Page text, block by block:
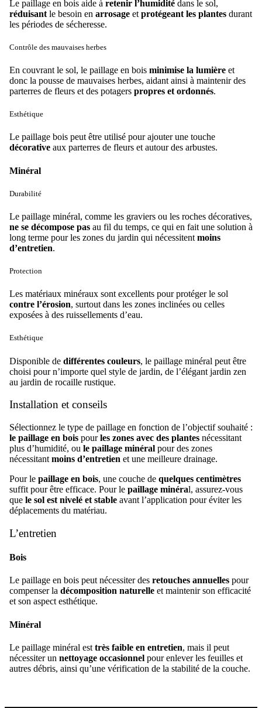
Le paillage en bois aide à retenir l’humidité dans le sol,
réduisant le besoin en arrosage et protégeant les plantes durant
les périodes de sécheresse.
Contrôle des mauvaises herbes
En couvrant le sol, le paillage en bois minimise la lumière et
donc la pousse de mauvaises herbes, aidant ainsi à maintenir des
parterres de fleurs et des potagers propres et ordonnés.
Esthétique
Le paillage bois peut être utilisé pour ajouter une touche
décorative aux parterres de fleurs et autour des arbustes.
Minéral
Durabilité
Le paillage minéral, comme les graviers ou les roches décoratives,
ne se décompose pas au fil du temps, ce qui en fait une solution à
long terme pour les zones du jardin qui nécessitent moins
d’entretien.
Protection
Les matériaux minéraux sont excellents pour protéger le sol
contre l’érosion, surtout dans les zones inclinées ou celles
exposées à des ruissellements d’eau.
Esthétique
Disponible de différentes couleurs, le paillage minéral peut être
choisi pour n’importe quel style de jardin, de l’élégant jardin zen
au jardin de rocaille rustique.
Installation et conseils
Sélectionnez le type de paillage en fonction de l’objectif souhaité :
le paillage en bois pourles zones avec des plantes nécessitant
plus d’humidité, ou le paillage minéral pour des zones
nécessitant moins d’entretien et une meilleure drainage.
Pour le paillage en bois, une couche de quelques centimètres
suffit pour être efficace. Pour le paillage minéral, assurez-vous
que le sol est nivelé et stable avant l’application pour éviter les
déplacements du matériau.
L’entretien
Bois
Le paillage en bois peut nécessiter des retouches annuelles pour
compenser la décomposition naturelle et maintenir son efficacité
et son aspect esthétique.
Minéral
Le paillage minéral est très faible en entretien, mais il peut
nécessiter un nettoyage occasionnel pour enlever les feuilles et
autres débris, ainsi qu’une vérification de la stabilité de la couche.